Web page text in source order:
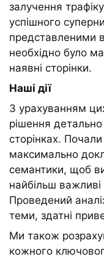
залучення
успішного
представленими
необхідно було
наявні сторінки.
Наші дії
З урахуванням
рішення детально
сторінках.
максимально
семантики, щоб
найбільш важливі
Проведений
теми, здатні
Ми також
кожного